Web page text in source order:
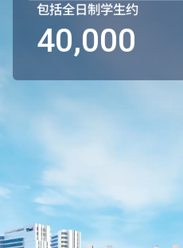
包括全日制学生约
40,000